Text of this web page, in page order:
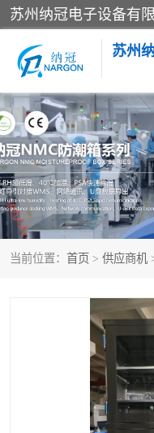
苏州
当前位置： 首页 > 供应商机
电子防潮箱
智能料架